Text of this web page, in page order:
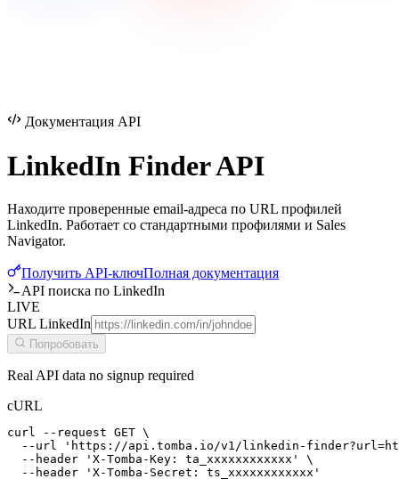
Документация API
LinkedIn FinderAPI
Находите проверенные email-адреса по URL профилей
LinkedIn. Работает со стандартными профилями и Sales
Navigator.
Получить API-ключПолная документация
API поиска по LinkedIn
LIVE
URL LinkedIn
Попробовать
Real API data no signup required
cURL
curl --request GET \
--url 'https://api.tomba.io/v1/linkedin-
  --header 'X-Tomba-Key: ta_xxxxxxxxxxxx' \
  --header 'X-Tomba-Secret: ts_xxxxxxxxxxxx'